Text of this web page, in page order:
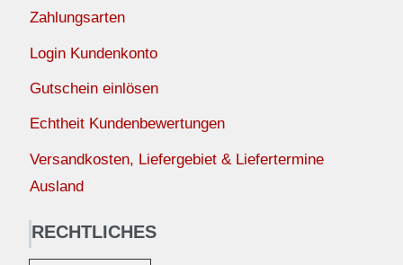
Zahlungsarten
Login Kundenkonto
Gutschein einlösen
Echtheit Kundenbewertungen
Versandkosten, Liefergebiet & Liefertermine
Ausland
RECHTLICHES